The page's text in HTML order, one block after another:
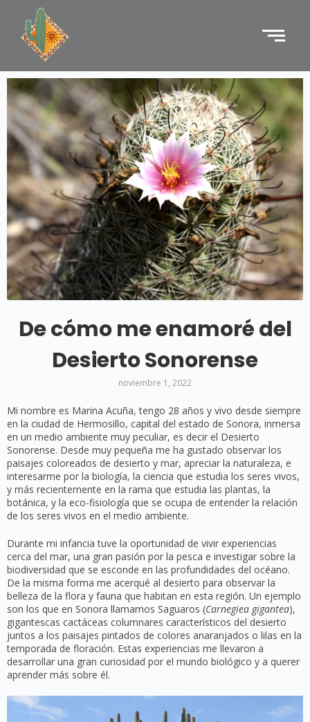
De cómo me enamoré del
Desierto Sonorense
noviembre 1, 2022
Mi nombre es Marina Acuña, tengo 28 años y vivo desde siempre
en la ciudad de Hermosillo, capital del estado de Sonora, inmersa
en un medio ambiente muy peculiar, es decir el Desierto
Sonorense. Desde muy pequeña me ha gustado observar los
paisajes coloreados de desierto y mar, apreciar la naturaleza, e
interesarme por la biología, la ciencia que estudia los seres vivos,
y más recientemente en la rama que estudia las plantas, la
botánica, y la eco-fisiología que se ocupa de entender la relación
de los seres vivos en el medio ambiente.
Durante mi infancia tuve la oportunidad de vivir experiencias
cerca del mar, una gran pasión por la pesca e investigar sobre la
biodiversidad que se esconde en las profundidades del océano.
De la misma forma me acerqué al desierto para observar la
belleza de la flora y fauna que habitan en esta región. Un ejemplo
son los que en Sonora llamamos Saguaros (Carnegiea gigantea),
gigantescas cactáceas columnares característicos del desierto
juntos a los paisajes pintados de colores anaranjados o lilas en la
temporada de floración. Estas experiencias me llevaron a
desarrollar una gran curiosidad por el mundo biológico y a querer
aprender más sobre él.